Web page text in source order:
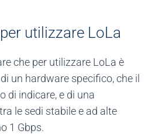
utilizzare LoLa
che per utilizzare LoLa è
un hardware specifico, che il
di indicare, e di una
le sedi stabile e ad alte
1 Gbps.